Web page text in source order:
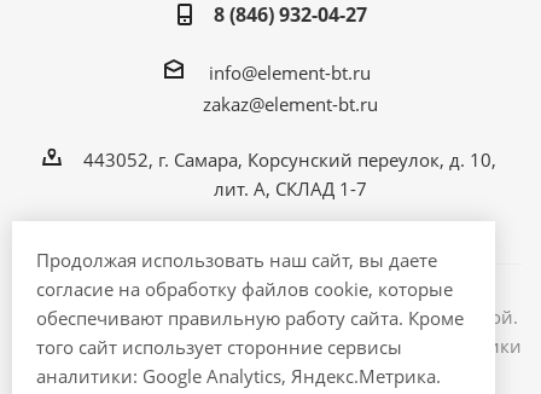
Продолжая использовать наш сайт, вы даете
согласие на обработку файлов cookie, которые
обеспечивают правильную работу сайта. Кроме
того сайт использует сторонние сервисы
аналитики: Google Analytics, Яндекс.Метрика.
8 (846) 932-04-27
info@element-bt.ru
zakaz@element-bt.ru
443052, г. Самара, Корсунский переулок, д. 10,
лит. А, СКЛАД 1-7
Информация на сайте не является публичной офертой.
2026 © ЭлементБТ - интернет магазин бытовой техники
и электроники